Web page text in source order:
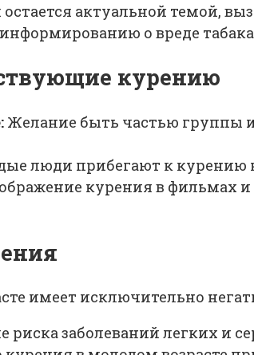
актуальной темой,
о вреде
курению
Желание быть частью группы
люди прибегают к курению
курения в фильмах
имеет исключительно
риска заболеваний легких и